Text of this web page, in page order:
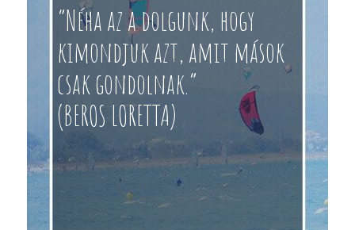
“Néha az a dolgunk, hogy
kimondjuk azt, amit mások
csak gondolnak.”
(BEROS LORETTA)